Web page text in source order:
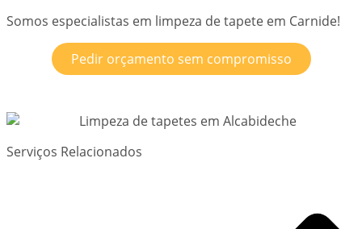
Somos especialistas em limpeza de tapete em Carnide!
Pedir orçamento sem compromisso
Serviços Relacionados